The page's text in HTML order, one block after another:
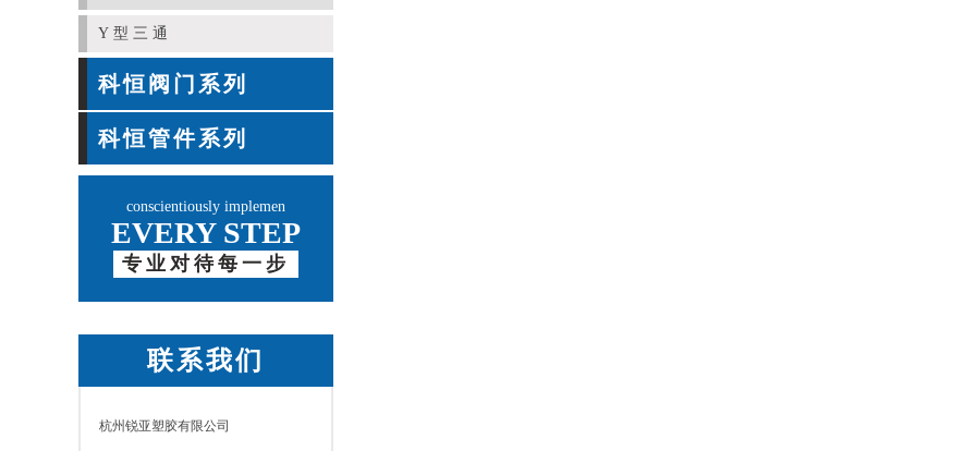
Y型三通
科恒阀门系列
科恒管件系列
conscientiously implemen
EVERY STEP
专业对待每一步
联系我们
杭州锐亚塑胶有限公司